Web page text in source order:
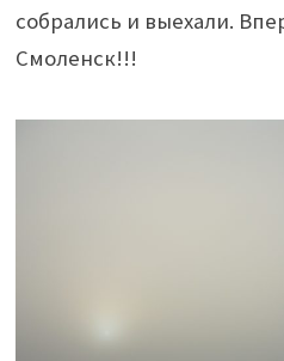
собрались и выехали.
Смоленск!!!